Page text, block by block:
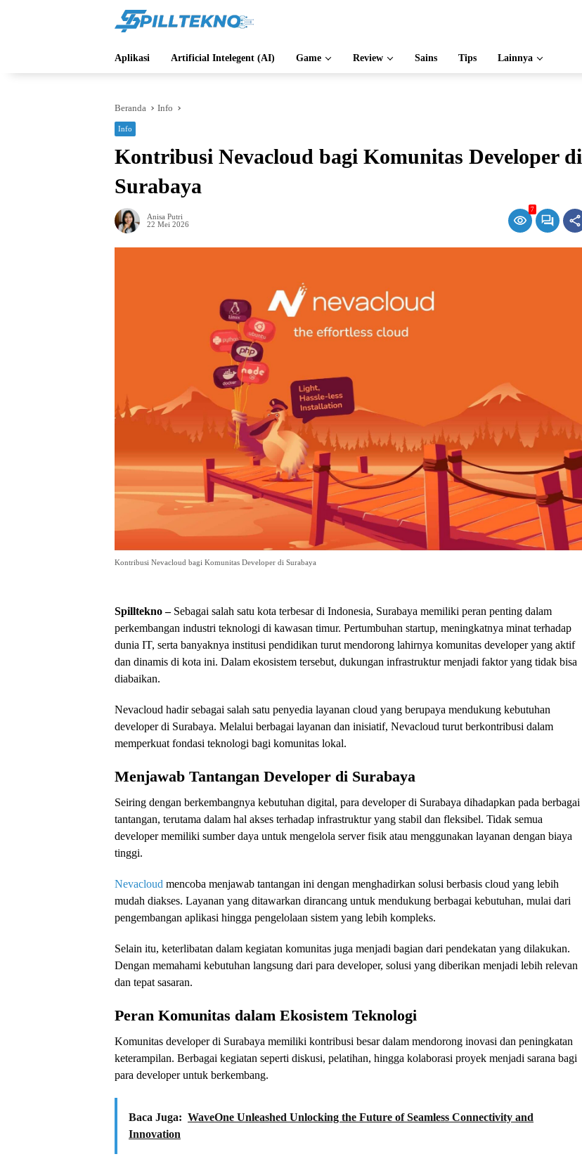
Aplikasi Artificial Intelegent (AI) Game Review Sains Tips Lainnya
Beranda Info
Info
Kontribusi Nevacloud bagi Komunitas Developer di
Surabaya
Anisa Putri
22 Mei 2026
7
Kontribusi Nevacloud bagi Komunitas Developer di Surabaya
Spilltekno – Sebagai salah satu kota terbesar di Indonesia, Surabaya memiliki peran penting dalam
perkembangan industri teknologi di kawasan timur. Pertumbuhan startup, meningkatnya minat terhadap
dunia IT, serta banyaknya institusi pendidikan turut mendorong lahirnya komunitas developer yang aktif
dan dinamis di kota ini. Dalam ekosistem tersebut, dukungan infrastruktur menjadi faktor yang tidak bisa
diabaikan.
Nevacloud hadir sebagai salah satu penyedia layanan cloud yang berupaya mendukung kebutuhan
developer di Surabaya. Melalui berbagai layanan dan inisiatif, Nevacloud turut berkontribusi dalam
memperkuat fondasi teknologi bagi komunitas lokal.
Menjawab Tantangan Developer di Surabaya
Seiring dengan berkembangnya kebutuhan digital, para developer di Surabaya dihadapkan pada berbagai
tantangan, terutama dalam hal akses terhadap infrastruktur yang stabil dan fleksibel. Tidak semua
developer memiliki sumber daya untuk mengelola server fisik atau menggunakan layanan dengan biaya
tinggi.
Nevacloud mencoba menjawab tantangan ini dengan menghadirkan solusi berbasis cloud yang lebih
mudah diakses. Layanan yang ditawarkan dirancang untuk mendukung berbagai kebutuhan, mulai dari
pengembangan aplikasi hingga pengelolaan sistem yang lebih kompleks.
Selain itu, keterlibatan dalam kegiatan komunitas juga menjadi bagian dari pendekatan yang dilakukan.
Dengan memahami kebutuhan langsung dari para developer, solusi yang diberikan menjadi lebih relevan
dan tepat sasaran.
Peran Komunitas dalam Ekosistem Teknologi
Komunitas developer di Surabaya memiliki kontribusi besar dalam mendorong inovasi dan peningkatan
keterampilan. Berbagai kegiatan seperti diskusi, pelatihan, hingga kolaborasi proyek menjadi sarana bagi
para developer untuk berkembang.
Baca Juga: WaveOne Unleashed Unlocking the Future of Seamless Connectivity and
Innovation